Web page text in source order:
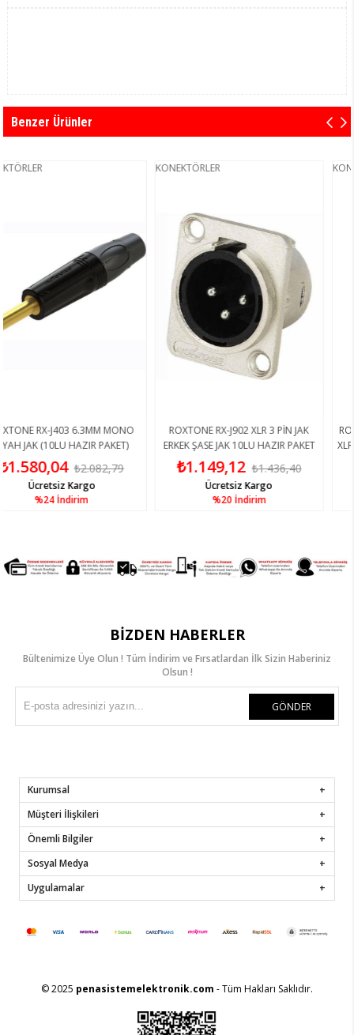
Benzer Ürünler
6.3MM MONO
HAZIR PAKET)
₺2.082,79
İndirim
Kargo
KONEKTÖRLER
ROXTONE RX-J902 XLR 3 PİN JAK
ERKEK ŞASE JAK 10LU HAZIR PAKET
₺1.149,12 ₺1.436,40
İndirim
Ücretsiz Kargo
KONEKTÖRLER
ROXTONE RX-
XLR 3 PİN
BIZDEN HABERLER
Bültenimize Üye Olun ! Tüm İndirim ve Fırsatlardan İlk Sizin Haberiniz
Olsun !
GÖNDER
Kurumsal
Müşteri İlişkileri
Önemli Bilgiler
Sosyal Medya
Uygulamalar
© 2025 penasistemelektronik.com - Tüm Hakları Saklıdır.